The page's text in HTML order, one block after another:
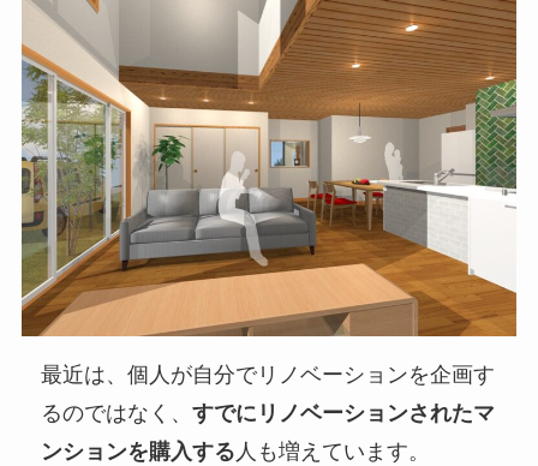
最近は、個人が自分でリノベーションを企画す
るのではなく、すでにリノベーションされたマ
ンションを購入する 人も増えています。